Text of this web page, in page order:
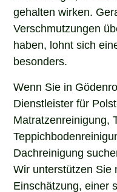
gehalten wirken.
Verschmutzungen
haben, lohnt sich
besonders.
Wenn Sie in
Dienstleister für
Matratzenreinigung,
Dachreinigung
Wir unterstützen Sie
Einschätzung, einer